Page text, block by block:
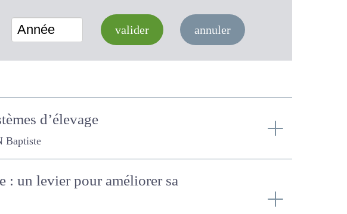
Année valider annuler
d’élevage
: un levier pour améliorer sa